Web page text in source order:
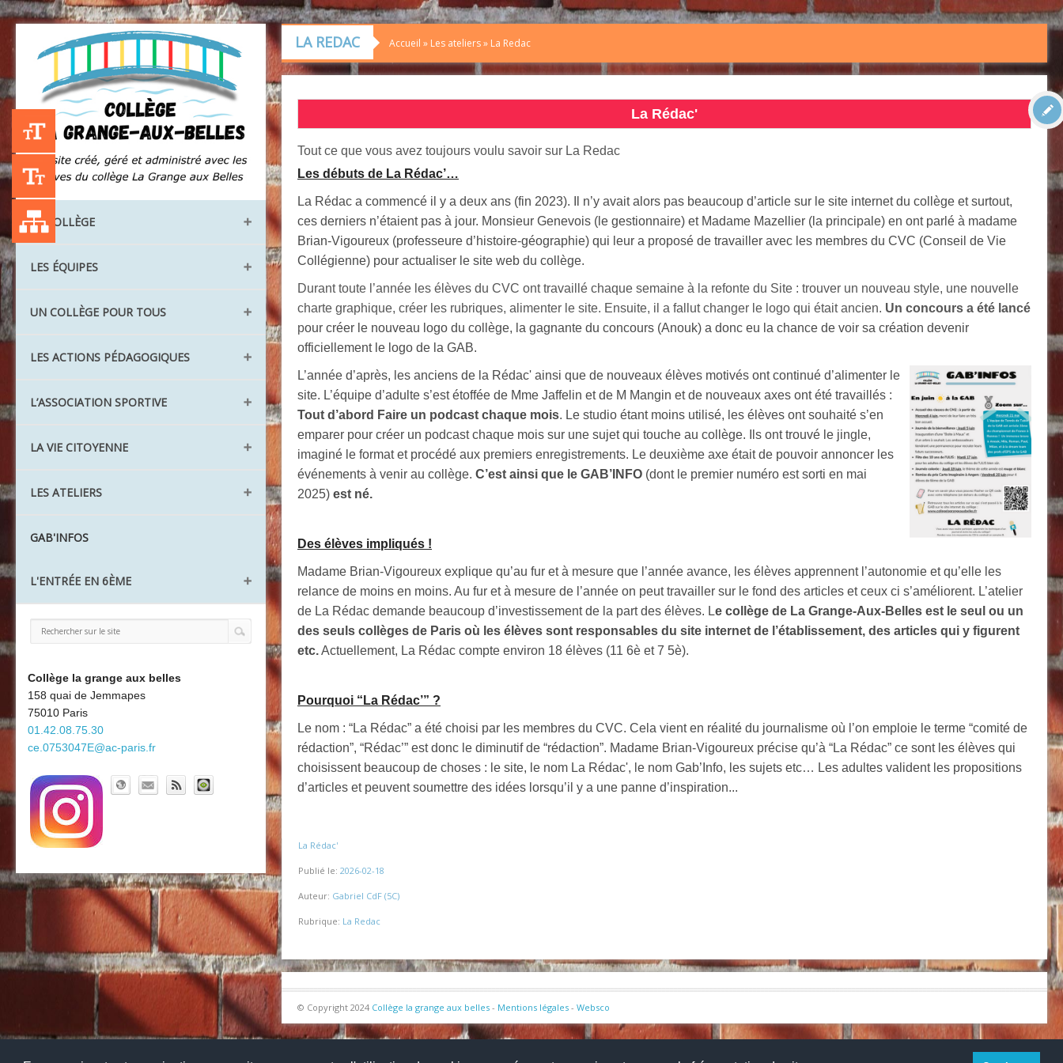
+A
-A
LE COLLÈGE
Les locaux
Les classes
Le lexique
LES ÉQUIPES
Direction et administration
Santé Action sociale
UN COLLÈGE POUR TOUS
Les aménagements
Les UPE2A
LES ACTIONS PÉDAGOGIQUES
Le Réseau REP
Action collégien
Projets
L’ASSOCIATION SPORTIVE
AS Ping Pong
AS Badminton
LA VIE CITOYENNE
Les Délégués
Les éco-délégués
LES ATELIERS
L'atelier théâtre
L'atelier Être bien
L'atelier jardinage
La Redac
Board'Gab
Clubs maths
GAB'INFOS
L'ENTRÉE EN 6ÈME
Préparer ma rentrée
Découvrir le collège
Collège la grange aux belles
158 quai de Jemmapes
75010 Paris
01.42.08.75.30
ce.0753047E@ac-paris.fr
LA REDAC Accueil » Les ateliers» La Redac
La Rédac'
Tout ce que vous avez toujours voulu savoir sur La Redac
Les débuts de La Rédac’…
La Rédac a commencé il y a deux ans (fin 2023). Il n’y avait alors pas beaucoup d’article sur le site internet du collège et surtout,
ces derniers n’étaient pas à jour. Monsieur Genevois (le gestionnaire) et Madame Mazellier (la principale) en ont parlé à madame
Brian-Vigoureux (professeure d’histoire-géographie) qui leur a proposé de travailler avec les membres du CVC (Conseil de Vie
Collégienne) pour actualiser le site web du collège.
Durant toute l’année les élèves du CVC ont travaillé chaque semaine à la refonte du Site : trouver un nouveau style, une nouvelle
charte graphique, créer les rubriques, alimenter le site. Ensuite, il a fallut changer le logo qui était ancien. Un concours a été lancé
pour créer le nouveau logo du collège, la gagnante du concours (Anouk) a donc eu la chance de voir sa création devenir
officiellement le logo de la GAB.
L’année d’après, les anciens de la Rédac' ainsi que de nouveaux élèves motivés ont continué d’alimenter le
site. L’équipe d’adulte s’est étoffée de Mme Jaffelin et de M Mangin et de nouveaux axes ont été travaillés :
Tout d’abord Faire un podcast chaque mois. Le studio étant moins utilisé, les élèves ont souhaité s’en
emparer pour créer un podcast chaque mois sur une sujet qui touche au collège. Ils ont trouvé le jingle,
imaginé le format et procédé aux premiers enregistrements. Le deuxième axe était de pouvoir annoncer les
événements à venir au collège. C’est ainsi que le GAB’INFO (dont le premier numéro est sorti en mai
2025) est né.
Des élèves impliqués !
Madame Brian-Vigoureux explique qu’au fur et à mesure que l’année avance, les élèves apprennent l’autonomie et qu’elle les
relance de moins en moins. Au fur et à mesure de l’année on peut travailler sur le fond des articles et ceux ci s’améliorent. L’atelier
de La Rédac demande beaucoup d’investissement de la part des élèves. Le collège de La Grange-Aux-Belles est le seul ou un
des seuls collèges de Paris où les élèves sont responsables du site internet de l’établissement, des articles qui y figurent
etc.Actuellement, La Rédac compte environ 18 élèves (11 6è et 7 5è).
Pourquoi “La Rédac’” ?
Le nom : “La Rédac” a été choisi par les membres du CVC. Cela vient en réalité du journalisme où l’on emploie le terme “comité de
rédaction”, “Rédac’” est donc le diminutif de “rédaction”. Madame Brian-Vigoureux précise qu’à “La Rédac” ce sont les élèves qui
choisissent beaucoup de choses : le site, le nom La Rédac', le nom Gab’Info, les sujets etc… Les adultes valident les propositions
d’articles et peuvent soumettre des idées lorsqu’il y a une panne d’inspiration...
La Rédac'
Publié le: 2026-02-18
Auteur: Gabriel CdF (5C)
Rubrique: La Redac
© Copyright 2024 Collège la grange aux belles - Mentions légales - Websco